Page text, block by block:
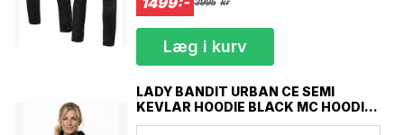
3995 kr
Læg i kurv
LADY BANDIT URBAN CE SEMI
KEVLAR HOODIE BLACK MC HOODIE
MCV